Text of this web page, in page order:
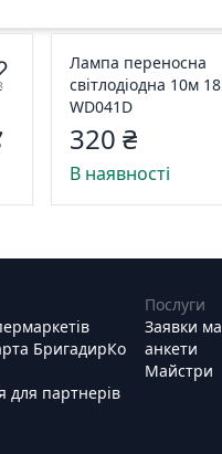
Лампа переносна
світлодіодна 10м
WD041D
320 ₴
В наявності
БригадирКо
для партнерів
Послуги
Заявки
анкети
Майстри